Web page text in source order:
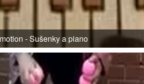
- Sušenky a piano